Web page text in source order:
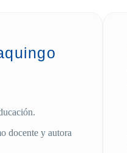
docente y autora